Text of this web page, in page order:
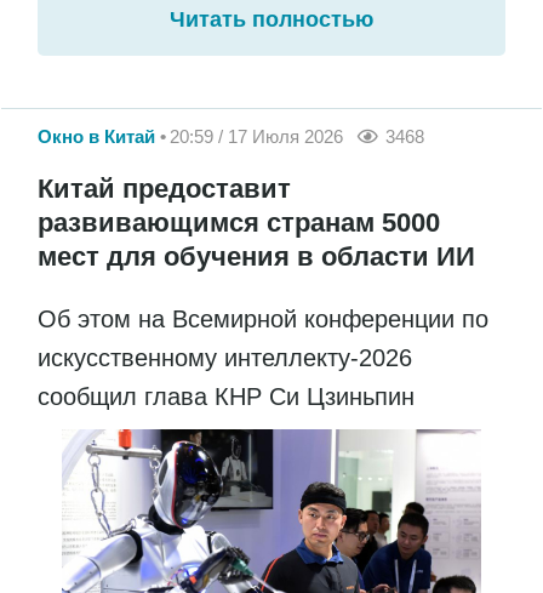
Читать полностью
Окно в Китай 20:59 / 17 Июля 2026 3468
Китай предоставит
развивающимся странам 5000
мест для обучения в области ИИ
Об этом на Всемирной конференции по
искусственному интеллекту-2026
сообщил глава КНР Си Цзиньпин